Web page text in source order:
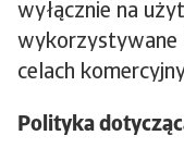
wyłącznie na
wykorzystywane
celach
Polityka